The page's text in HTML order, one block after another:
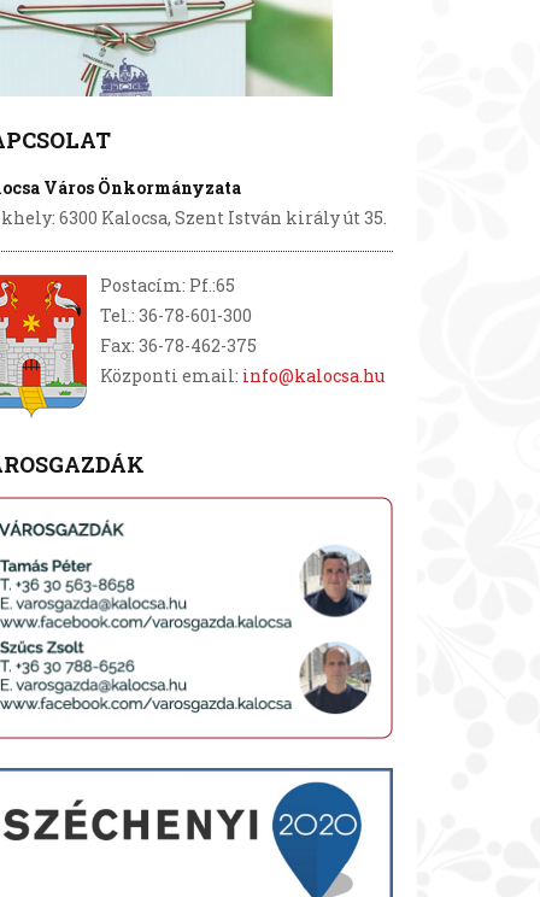
Város Önkormányzata
6300 Kalocsa, Szent István király út 35.
Postacím: Pf.:65
Tel.: 36-78-601-300
Fax: 36-78-462-375
Központi email: info@kalocsa.hu